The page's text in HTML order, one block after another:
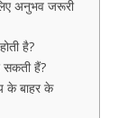
अनुभव जरूरी
है?
सकती हैं?
के बाहर के